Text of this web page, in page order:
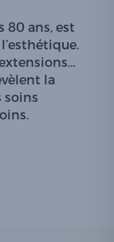
80 ans, est
la
soins